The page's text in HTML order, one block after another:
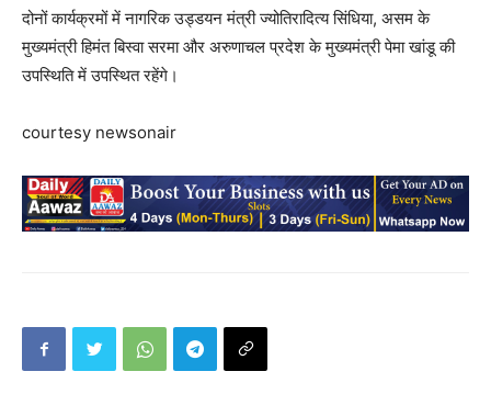
दोनों कार्यक्रमों में नागरिक उड्डयन मंत्री ज्योतिरादित्य सिंधिया, असम के
मुख्यमंत्री हिमंत बिस्वा सरमा और अरुणाचल प्रदेश के मुख्यमंत्री पेमा खांडू की
उपस्थिति में उपस्थित रहेंगे।
courtesy newsonair